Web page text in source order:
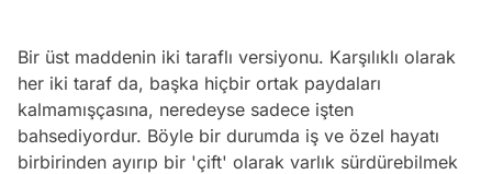
Bir üst maddenin iki taraflı versiyonu. Karşılıklı olarak
her iki taraf da, başka hiçbir ortak paydaları
kalmamışçasına, neredeyse sadece işten
bahsediyordur. Böyle bir durumda iş ve özel hayatı
birbirinden ayırıp bir 'çift' olarak varlık sürdürebilmek